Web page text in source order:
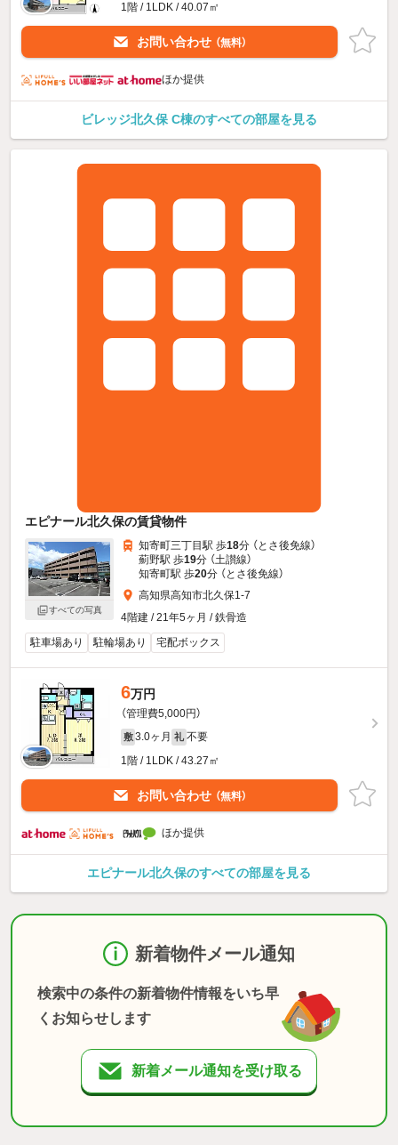
1階 / 1LDK / 40.07㎡
お問い合わせ （無料）
ほか提供
ビレッジ北久保 C棟のすべての部屋を見る
エピナール北久保の賃貸物件
すべての写真
知寄町三丁目駅 歩18分 （とさ後免線）
薊野駅 歩19分 （土讃線）
知寄町駅 歩20分 （とさ後免線）
高知県高知市北久保1-7
4階建 / 21年5ヶ月 / 鉄骨造
駐車場あり
駐輪場あり 宅配ボックス
6万円
（管理費5,000円）
敷 3.0ヶ月 礼 不要
1階 / 1LDK / 43.27㎡
お問い合わせ （無料）
ほか提供
エピナール北久保のすべての部屋を見る
新着物件メール通知
検索中の条件の新着物件情報をいち早
くお知らせします
新着メール通知を受け取る